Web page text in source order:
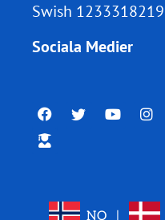
Swish 1233318219
Sociala Medier
NO